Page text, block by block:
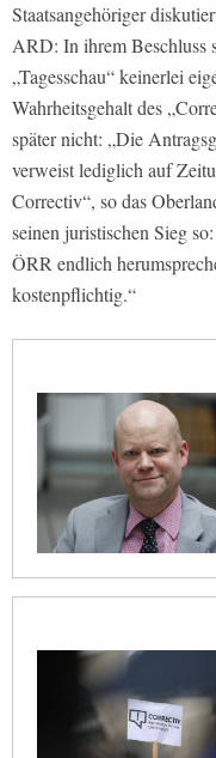
Staatsangehöriger
ARD: In ihrem Beschluss
„Tagesschau“ keinerlei
Wahrheitsgehalt des
später nicht: „Die
verweist lediglich auf
Correctiv“, so das
seinen juristischen Sieg
ÖRR endlich
kostenpflichtig.“